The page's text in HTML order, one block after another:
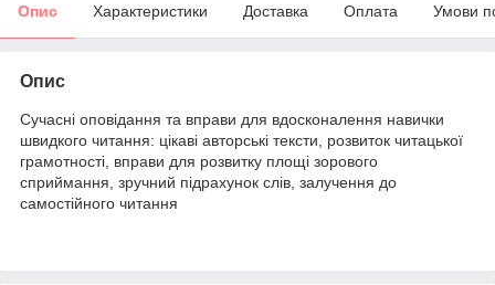
Опис Характеристики Доставка Оплата Умови
Опис
Сучасні оповідання та вправи для вдосконалення навички
швидкого читання: цікаві авторські тексти, розвиток читацької
грамотності, вправи для розвитку площі зорового
сприймання, зручний підрахунок слів, залучення до
самостійного читання